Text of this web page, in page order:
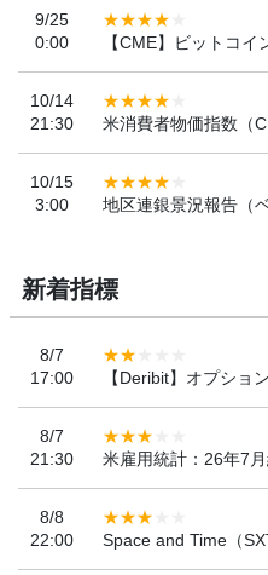
9/25
0:00
【CME】ビットコイ
10/14
21:30
米消費者物価指数（
10/15
3:00
地区連銀景況報告（
新着指標
8/7
17:00
【Deribit】オプショ
8/7
21:30
米雇用統計：26年7
8/8
22:00
Space and Time（